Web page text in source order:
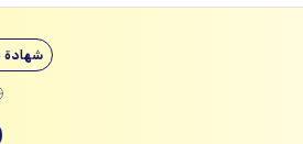
شهادة